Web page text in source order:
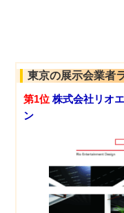
東京の展示会業者
第1位 株式会社リオ
ン